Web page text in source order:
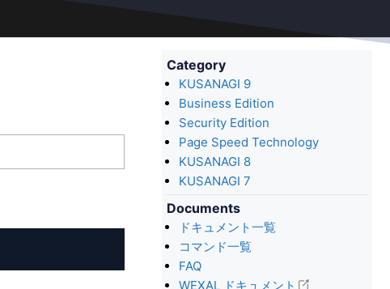
Category
KUSANAGI 9
Business Edition
Security Edition
Page Speed Technology
KUSANAGI 8
KUSANAGI 7
Documents
ドキュメント一覧
コマンド一覧
FAQ
WEXAL ドキュメント